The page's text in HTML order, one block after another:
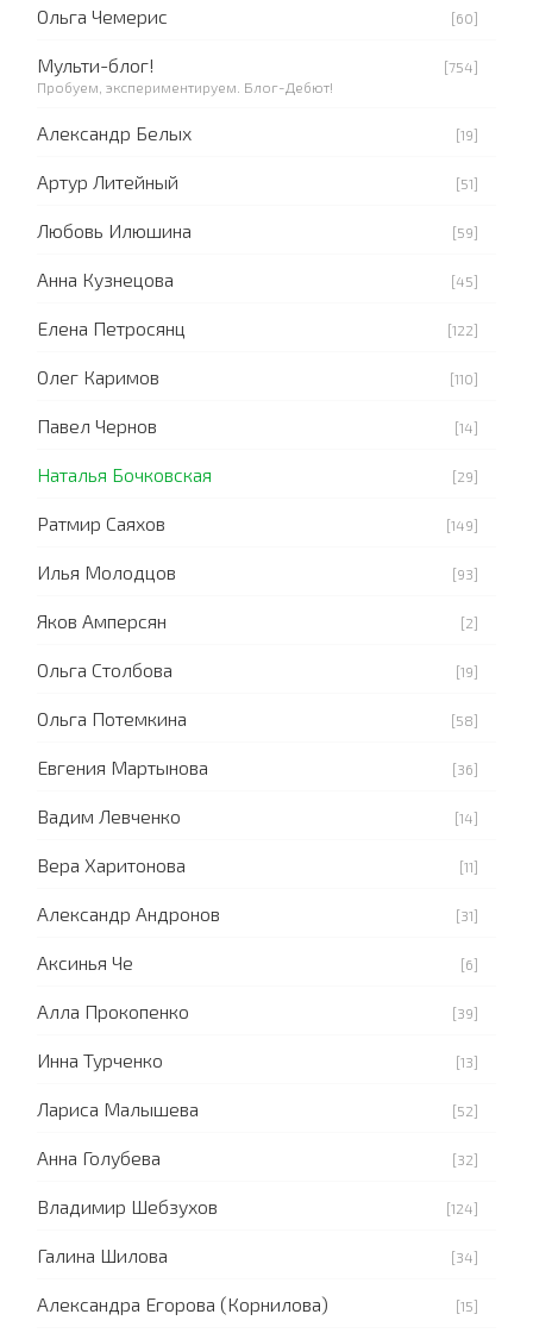
Ольга Чемерис [60]
Мульти-блог!
[754]
Пробуем, экспериментируем. Блог-Дебют!
Александр Белых [19]
Артур Литейный [51]
Любовь Илюшина [59]
Анна Кузнецова [45]
Елена Петросянц [122]
Олег Каримов [110]
Павел Чернов [14]
Наталья Бочковская [29]
Ратмир Саяхов [149]
Илья Молодцов [93]
Яков Амперсян [2]
Ольга Столбова [19]
Ольга Потемкина [58]
Евгения Мартынова [36]
Вадим Левченко [14]
Вера Харитонова [11]
Александр Андронов [31]
Аксинья Че [6]
Алла Прокопенко [39]
Инна Турченко [13]
Лариса Малышева [52]
Анна Голубева [32]
Владимир Шебзухов [124]
Галина Шилова [34]
Александра Егорова (Корнилова) [15]